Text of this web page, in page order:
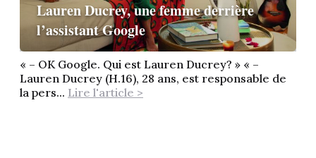
Lauren Ducrey, une femme derrière
l’assistant Google
« – OK Google. Qui est Lauren Ducrey? » « –
Lauren Ducrey (H.16), 28 ans, est responsable de
la pers... Lire l'article >